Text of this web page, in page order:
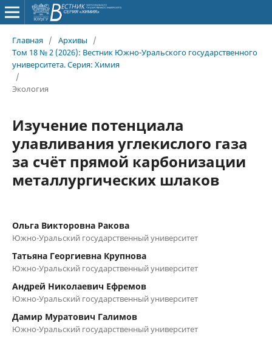
Главная / Архивы
/
Том 18 № 2 (2026): Вестник Южно-Уральского государственного
университета. Серия: Химия
/
Экология
Изучение потенциала
улавливания углекислого газа
за счёт прямой карбонизации
металлургических шлаков
Ольга Викторовна Ракова
Южно-Уральский государственный университет
Татьяна Георгиевна Крупнова
Южно-Уральский государственный университет
Андрей Николаевич Ефремов
Южно-Уральский государственный университет
Дамир Муратович Галимов
Южно-Уральский государственный университет